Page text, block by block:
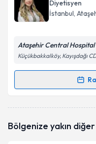
Diyetisyen
İstanbul,
Ataşehir Central Hospital
Küçükbakkalköy, Kayışdağı
Randevu
oluşturun. Size bu
Bölgenize yakın